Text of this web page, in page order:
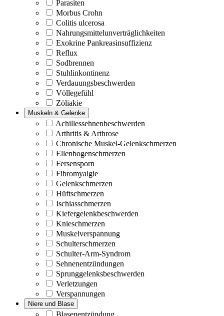
Parasiten
Morbus Crohn
Colitis ulcerosa
Nahrungsmittelunverträglichkeiten
Exokrine Pankreasinsuffizienz
Reflux
Sodbrennen
Stuhlinkontinenz
Verdauungsbeschwerden
Völlegefühl
Zöliakie
Muskeln & Gelenke
Achillessehnenbeschwerden
Arthritis & Arthrose
Chronische Muskel-Gelenkschmerzen
Ellenbogenschmerzen
Fersensporn
Fibromyalgie
Gelenkschmerzen
Hüftschmerzen
Ischiasschmerzen
Kiefergelenkbeschwerden
Knieschmerzen
Muskelverspannung
Schulterschmerzen
Schulter-Arm-Syndrom
Sehnenentzündungen
Sprunggelenksbeschwerden
Verletzungen
Verspannungen
Niere und Blase
Blasenentzündung